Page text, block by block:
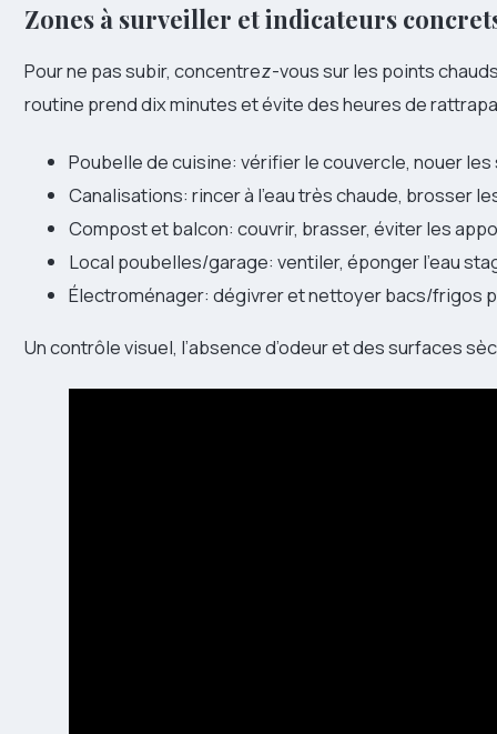
Zones à surveiller et indicateurs
Pour ne pas subir, concentrez-vous sur les points
routine prend dix minutes et évite des heures de
Poubelle de cuisine: vérifier le couvercle, nouer
Canalisations: rincer à l’eau très chaude, brosser
Compost et balcon: couvrir, brasser, éviter les
Local poubelles/garage: ventiler, éponger l’eau
Électroménager: dégivrer et nettoyer bacs/frigos
Un contrôle visuel, l’absence d’odeur et des surfaces